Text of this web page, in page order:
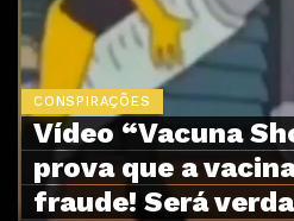
CONSPIRAÇÕES
Vídeo “Vacuna
prova que a
fraude! Será